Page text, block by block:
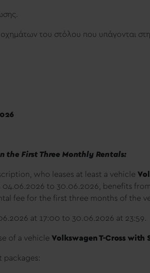
οχημάτων του στόλου που υπάγονται
the First Three Monthly Rentals:
who leases at least a vehicle
to 30.06.2026, benefits
fee for the first three months of the
at 17:00 to 30.06.2026 at 23:59.
of a vehicle Volkswagen T-Cross with
packages: